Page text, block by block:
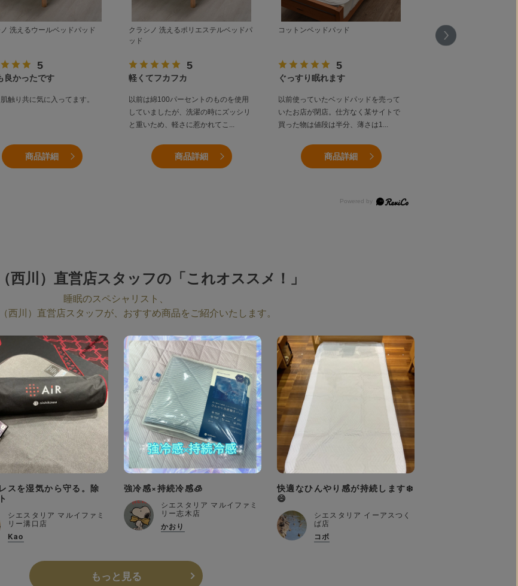
洗えるウールベッドパッド
良かったです
触り共に気に入ってます。
商品詳細
クラシノ 洗えるポリエステルベッドパ
ッド
軽くてフカフカ
以前は綿100パーセントのものを使用
していましたが、洗濯の時にズッシリ
と重いため、軽さに惹かれてこ ...
商品詳細
コットンベッドパッド
ぐっすり眠れます
以前使っていたベッドパッドを売って
いたお店が閉店。仕方なく某サイトで
買った物は値段は半分、薄さは1...
商品詳細
コットンベッドパッド
西川）直営店スタッフの 「これオススメ！」
睡眠のスペシャリスト、
西川）直営店スタッフが、 おすすめ商品をご紹介いたします。
スを湿気から守る。除
シエスタリア マルイファミ
リー溝口店
Kao
強冷感×持続冷感🧊
シエスタリア マルイファミ
リー志木店
かおり
快適なひんやり感が持続します❄️
😄
シエスタリア イーアスつく
ば店
コボ
もっと見る